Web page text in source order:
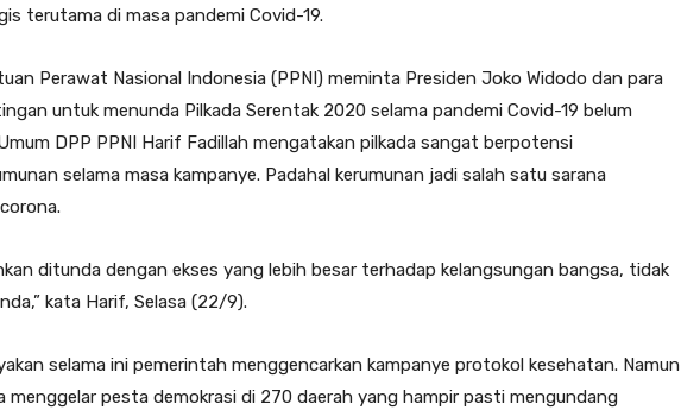
terutama di masa pandemi Covid-19.
Perawat Nasional Indonesia (PPNI) meminta Presiden Joko Widodo dan para
untuk menunda Pilkada Serentak 2020 selama pandemi Covid-19 belum
DPP PPNI Harif Fadillah mengatakan pilkada sangat berpotensi
selama masa kampanye. Padahal kerumunan jadi salah satu sarana
ditunda dengan ekses yang lebih besar terhadap kelangsungan bangsa, tidak
kata Harif, Selasa (22/9).
selama ini pemerintah menggencarkan kampanye protokol kesehatan. Namun
menggelar pesta demokrasi di 270 daerah yang hampir pasti mengundang